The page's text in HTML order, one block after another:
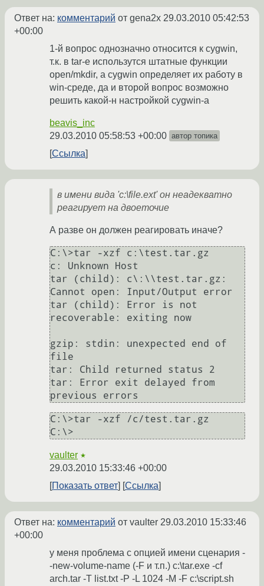
Ответ на: комментарий от gena2x 29.03.2010 05:42:53
+00:00
1-й вопрос однозначно относится к cygwin,
т.к. в tar-е использутся штатные функции
open/mkdir, а cygwin определяет их работу в
win-среде, да и второй вопрос возможно
решить какой-н настройкой cygwin-а
beavis_inc
29.03.2010 05:58:53 +00:00 автор топика
Ссылка
в имени вида 'c:\file.ext' он неадекватно
реагирует на двоеточие
А разве он должен реагировать иначе?
C:\>tar -xzf c:\test.tar.gz
c: Unknown Host
tar (child): c\:\\test.tar.gz:
Cannot open: Input/Output error
tar (child): Error is not
recoverable: exiting now
gzip: stdin: unexpected end of
file
tar: Child returned status 2
tar: Error exit delayed from
C:\>tar -xzf /c/test.tar.gz
vaulter ★
29.03.2010 15:33:46 +00:00
Показать ответ
Ссылка
Ответ на: комментарий от vaulter 29.03.2010 15:33:46
+00:00
у меня проблема с опцией имени сценария -
-new-volume-name (-F и т.п.) c:\tar.exe -cf
arch.tar -T list.txt -P -L 1024 -M -F c:\script.sh